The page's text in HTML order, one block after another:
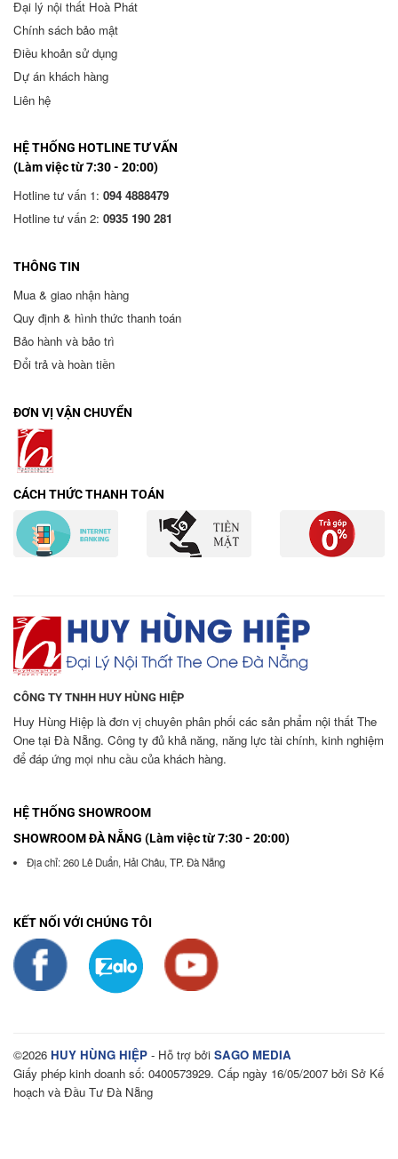
Đại lý nội thất Hoà Phát
Chính sách bảo mật
Điều khoản sử dụng
Dự án khách hàng
Liên hệ
HỆ THỐNG HOTLINE TƯ VẤN
(Làm việc từ 7:30 - 20:00)
Hotline tư vấn 1: 094 4888479
Hotline tư vấn 2: 0935 190 281
THÔNG TIN
Mua & giao nhận hàng
Quy định & hình thức thanh toán
Bảo hành và bảo trì
Đổi trả và hoàn tiền
ĐƠN VỊ VẬN CHUYỂN
CÁCH THỨC THANH TOÁN
CÔNG TY TNHH HUY HÙNG HIỆP
Huy Hùng Hiệp là đơn vị chuyên phân phối các sản phẩm nội thất The
One tại Đà Nẵng. Công ty đủ khả năng, năng lực tài chính, kinh nghiệm
để đáp ứng mọi nhu cầu của khách hàng.
HỆ THỐNG SHOWROOM
SHOWROOM ĐÀ NẴNG (Làm việc từ 7:30 - 20:00)
Địa chỉ: 260 Lê Duẩn, Hải Châu, TP. Đà Nẵng
KẾT NỐI VỚI CHÚNG TÔI
©2026 HUY HÙNG HIỆP - Hỗ trợ bởi SAGO MEDIA
Giấy phép kinh doanh số: 0400573929. Cấp ngày 16/05/2007 bởi Sở Kế
hoạch và Đầu Tư Đà Nẵng